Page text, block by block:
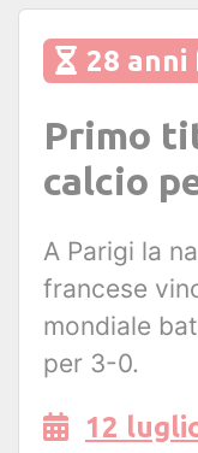
28 anni
Primo
calcio
A Parigi la
francese
mondiale
per 3-0.
12